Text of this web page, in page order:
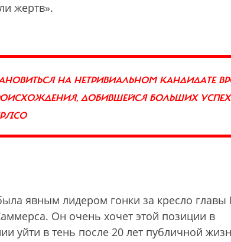
жертв».
НА НЕТРИВИАЛЬНОМ КАНДИДАТЕ
ДОБИВШЕЙСЯ БОЛЬШИХ
явным лидером гонки за кресло главы
Он очень хочет этой позиции в
уйти в тень после 20 лет публичной